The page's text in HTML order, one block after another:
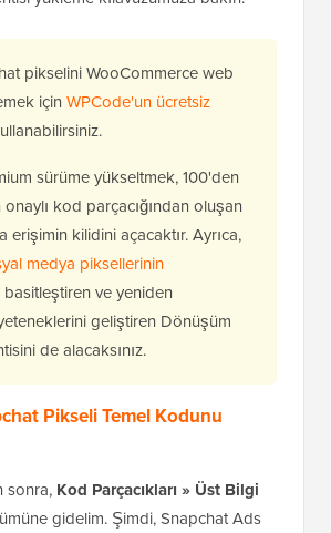
pikselini WooCommerce web
için WPCode'un ücretsiz
sürüme yükseltmek, 100'den
kod parçacığından oluşan
erişimin kilidini açacaktır. Ayrıca,
medya piksellerinin
ve yeniden
geliştiren Dönüşüm
de alacaksınız.
Pikseli Temel Kodunu
sonra, Kod Parçacıkları » Üst Bilgi
gidelim. Şimdi, Snapchat Ads